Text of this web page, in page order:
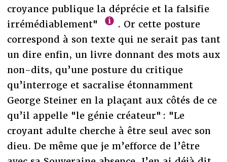
croyance publique la déprécie et la falsifie
irrémédiablement"
. Or cette posture
correspond à son texte qui ne serait pas tant
un dire enfin, un livre donnant des mots aux
non-dits, qu’une posture du critique
qu’interroge et sacralise étonnamment
George Steiner en la plaçant aux côtés de ce
qu’il appelle "le génie créateur" : "Le
croyant adulte cherche à être seul avec son
dieu. De même que je m’efforce de l’être